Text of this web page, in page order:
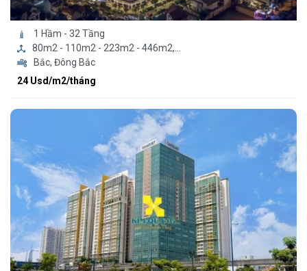
1 Hầm - 32 Tầng
80m2 - 110m2 - 223m2 - 446m2,...
Bắc, Đông Bắc
24 Usd/m2/tháng